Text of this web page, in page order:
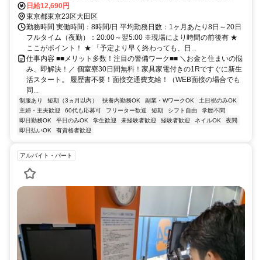
渡北口徒歩約10分、東急池上線 千鳥町出入口1徒歩約11分 東京都大
田区エリア（蒲田駅、京急蒲田駅、平和島駅、田園調布駅、池上駅、
大森駅）
日給12,690円
東京都東京23区大田区
勤務時間 実働時間：8時間/日 平均勤務日数：1ヶ月あたり8日～20日
フルタイム（夜勤）：20:00～翌5:00 ※現場により時間の前後有 ★
ここがポイント！ ★ 「予定より早く終わっても、日...
仕事内容 ■■メリット多数！注目の警備ワーク■■ ＼お金と住まいの悩
み、即解決！／ 個室寮30日間無料！家具家電付きの1Rですぐに新生
活スタート。 履歴書不要！面接交通費支給！（WEB面接の場合でも
同...
制服あり 短期（3ヵ月以内） 扶養内勤務OK 副業・WワークOK
土日祝のみOK
主婦・主夫歓迎
60代も応募可 フリーター歓迎 短期 シフト自由
学歴不問
即日勤務OK
平日のみOK 学生歓迎 未経験者歓迎 経験者歓迎 ネイルOK
夜間
即日払いOK
有資格者歓迎
アルバイト・パート